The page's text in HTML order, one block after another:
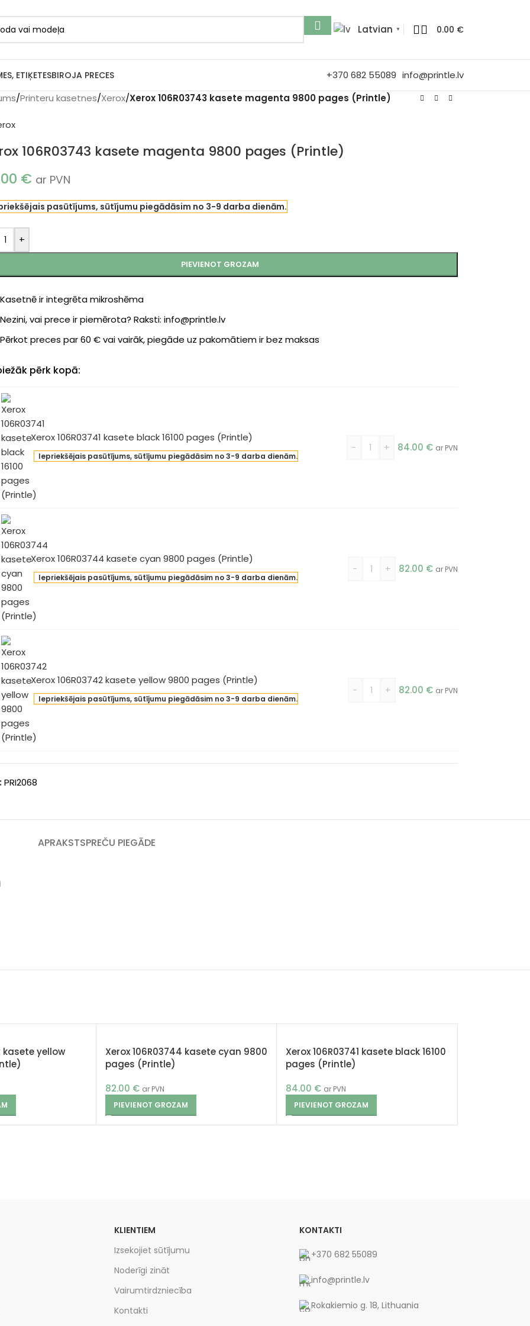
Latvian ▼ 0.00 €
ETIĶETESBIROJA PRECES +370 682 55089 info@printle.lv
/Printeru kasetnes/Xerox/Xerox 106R03743 kasete magenta 9800 pages (Printle)
106R03743 kasete magenta 9800 pages (Printle)
€ ar PVN
pasūtījums, sūtījumu piegādāsim no 3-9 darba dienām.
+
PIEVIENOT GROZAM
Kasetnē ir integrēta mikroshēma
Nezini, vai prece ir piemērota? Raksti: info@printle.lv
Pērkot preces par 60 € vai vairāk, piegāde uz pakomātiem ir bez maksas
pērk kopā:
Xerox 106R03741 kasete black 16100 pages (Printle)
Iepriekšējais pasūtījums, sūtījumu piegādāsim no 3-9 darba dienām.
- + 84.00 € ar PVN
Xerox 106R03744 kasete cyan 9800 pages (Printle)
Iepriekšējais pasūtījums, sūtījumu piegādāsim no 3-9 darba dienām.
- + 82.00 € ar PVN
Xerox 106R03742 kasete yellow 9800 pages (Printle)
Iepriekšējais pasūtījums, sūtījumu piegādāsim no 3-9 darba dienām.
- + 82.00 € ar PVN
PRI2068
APRAKSTSPREČU PIEGĀDE
kasete yellow
Xerox 106R03744 kasete cyan 9800
pages (Printle)
82.00 € ar PVN
PIEVIENOT GROZAM
Xerox 106R03741 kasete black 16100
pages (Printle)
84.00 € ar PVN
PIEVIENOT GROZAM
KLIENTIEM
Izsekojiet sūtījumu
Noderīgi zināt
Vairumtirdzniecība
Kontakti
KONTAKTI
+370 682 55089
info@printle.lv
Rokakiemio g. 18, Lithuania